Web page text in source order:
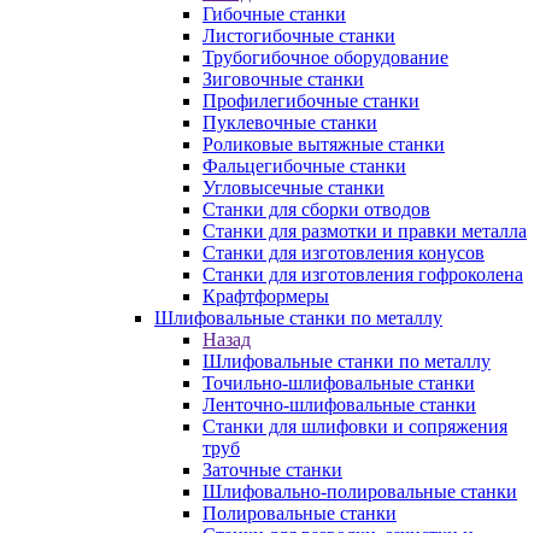
Гибочные станки
Листогибочные станки
Трубогибочное оборудование
Зиговочные станки
Профилегибочные станки
Пуклевочные станки
Роликовые вытяжные станки
Фальцегибочные станки
Угловысечные станки
Станки для сборки отводов
Станки для размотки и правки металла
Станки для изготовления конусов
Станки для изготовления гофроколена
Крафтформеры
Шлифовальные станки по металлу
Назад
Шлифовальные станки по металлу
Точильно-шлифовальные станки
Ленточно-шлифовальные станки
Станки для шлифовки и сопряжения
труб
Заточные станки
Шлифовально-полировальные станки
Полировальные станки